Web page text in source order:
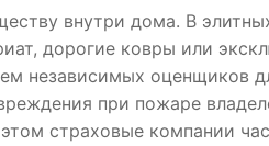
внутри дома. В
дорогие ковры или
независимых оценщиков
при пожаре
страховые компании